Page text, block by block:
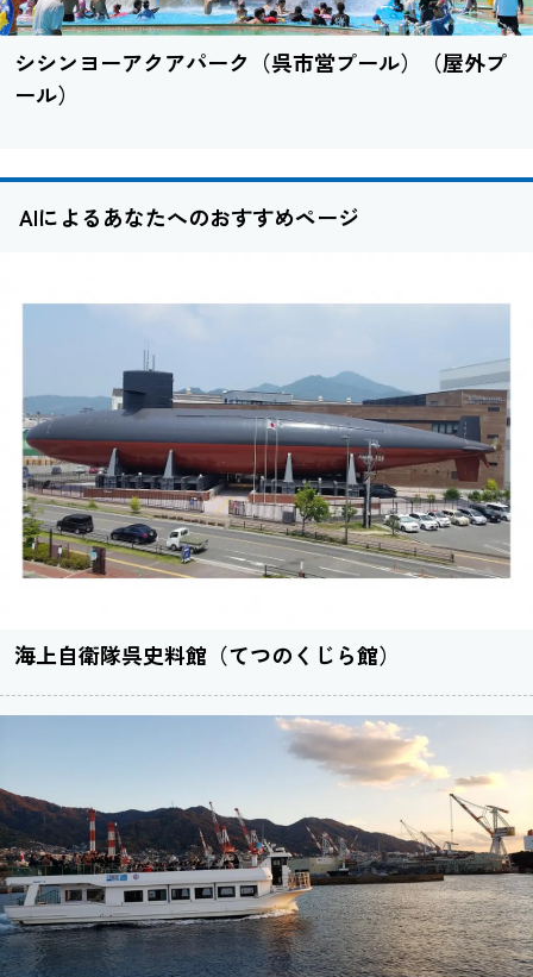
シシンヨーアクアパーク（呉市営プール）（屋外プ
ール）
AIによるあなたへのおすすめページ
海上自衛隊呉史料館（てつのくじら館）